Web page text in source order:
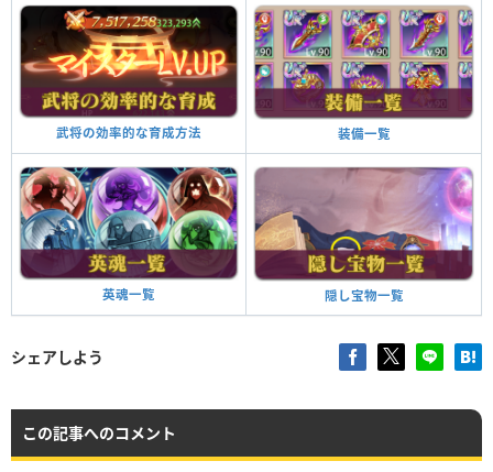
武将の効率的な育成方法 装備一覧
英魂一覧 隠し宝物一覧
シェアしよう
この記事へのコメント